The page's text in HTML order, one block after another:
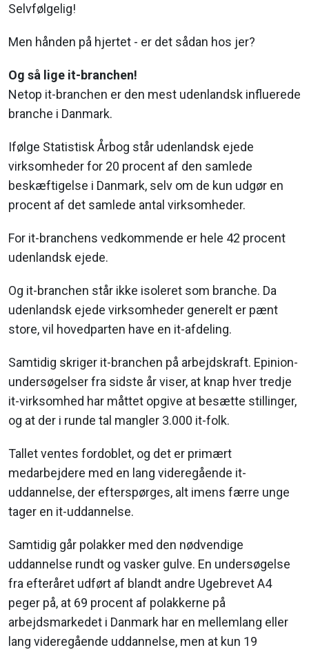
Selvfølgelig!
Men hånden på hjertet - er det sådan hos jer?
Og så lige it-branchen!
Netop it-branchen er den mest udenlandsk influerede
branche i Danmark.
Ifølge Statistisk Årbog står udenlandsk ejede
virksomheder for 20 procent af den samlede
beskæftigelse i Danmark, selv om de kun udgør en
procent af det samlede antal virksomheder.
For it-branchens vedkommende er hele 42 procent
udenlandsk ejede.
Og it-branchen står ikke isoleret som branche. Da
udenlandsk ejede virksomheder generelt er pænt
store, vil hovedparten have en it-afdeling.
Samtidig skriger it-branchen på arbejdskraft. Epinion-
undersøgelser fra sidste år viser, at knap hver tredje
it-virksomhed har måttet opgive at besætte stillinger,
og at der i runde tal mangler 3.000 it-folk.
Tallet ventes fordoblet, og det er primært
medarbejdere med en lang videregående it-
uddannelse, der efterspørges, alt imens færre unge
tager en it-uddannelse.
Samtidig går polakker med den nødvendige
uddannelse rundt og vasker gulve. En undersøgelse
fra efteråret udført af blandt andre Ugebrevet A4
peger på, at 69 procent af polakkerne på
arbejdsmarkedet i Danmark har en mellemlang eller
lang videregående uddannelse, men at kun 19